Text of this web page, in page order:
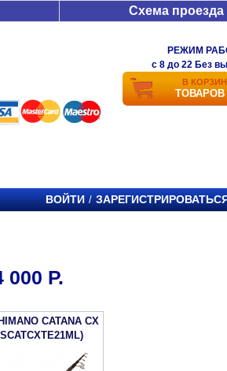
Схема проезда
РЕЖИМ
c 8 до 22 Без
В
ТОВАРОВ
ВОЙТИ /
Р.
CATANA CX